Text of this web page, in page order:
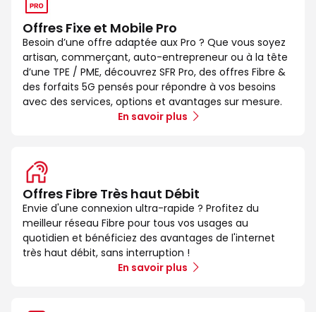
Offres Fixe et Mobile Pro
Besoin d’une offre adaptée aux Pro ? Que vous soyez
artisan, commerçant, auto-entrepreneur ou à la tête
d’une TPE / PME, découvrez SFR Pro, des offres Fibre &
des forfaits 5G pensés pour répondre à vos besoins
avec des services, options et avantages sur mesure.
En savoir plus
Offres Fibre Très haut Débit
Envie d'une connexion ultra-rapide ? Profitez du
meilleur réseau Fibre pour tous vos usages au
quotidien et bénéficiez des avantages de l'internet
très haut débit, sans interruption !
En savoir plus